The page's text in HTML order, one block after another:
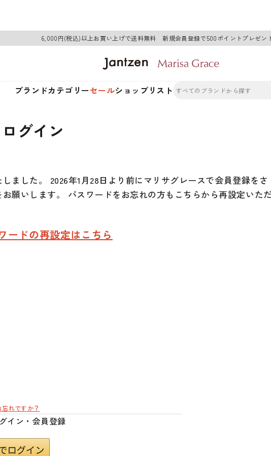
6,000円(税込)以上お買い上げで送料無料 新規会員登録で500ポイントプレゼン
ブランドカテゴリーセールショップリスト
ログイン
ました。 2026年1月28日より前にマリサグレースで会員登録をさ
願いします。 パスワードをお忘れの方もこちらから再設定いただ
ードの再設定はこちら
れですか？
イン・会員登録